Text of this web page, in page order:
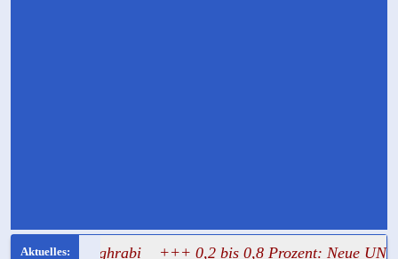
Mughrabi +++ 0,2 bis 0,8 Prozent: Neue UN-Daten